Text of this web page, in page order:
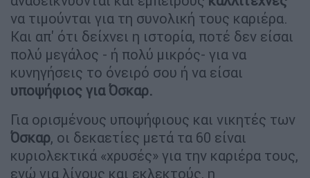
να τιμούνται για τη συνολική τους καριέρα.
Και απ' ότι δείχνει η ιστορία, ποτέ δεν είσαι
πολύ μεγάλος - ή πολύ μικρός- για να
κυνηγήσεις το όνειρό σου ή να είσαι
υποψήφιος για Όσκαρ.
Για ορισμένους υποψήφιους και νικητές των
Όσκαρ, οι δεκαετίες μετά τα 60 είναι
κυριολεκτικά «χρυσές» για την καριέρα τους,
ενώ για λίγους και εκλεκτούς, η